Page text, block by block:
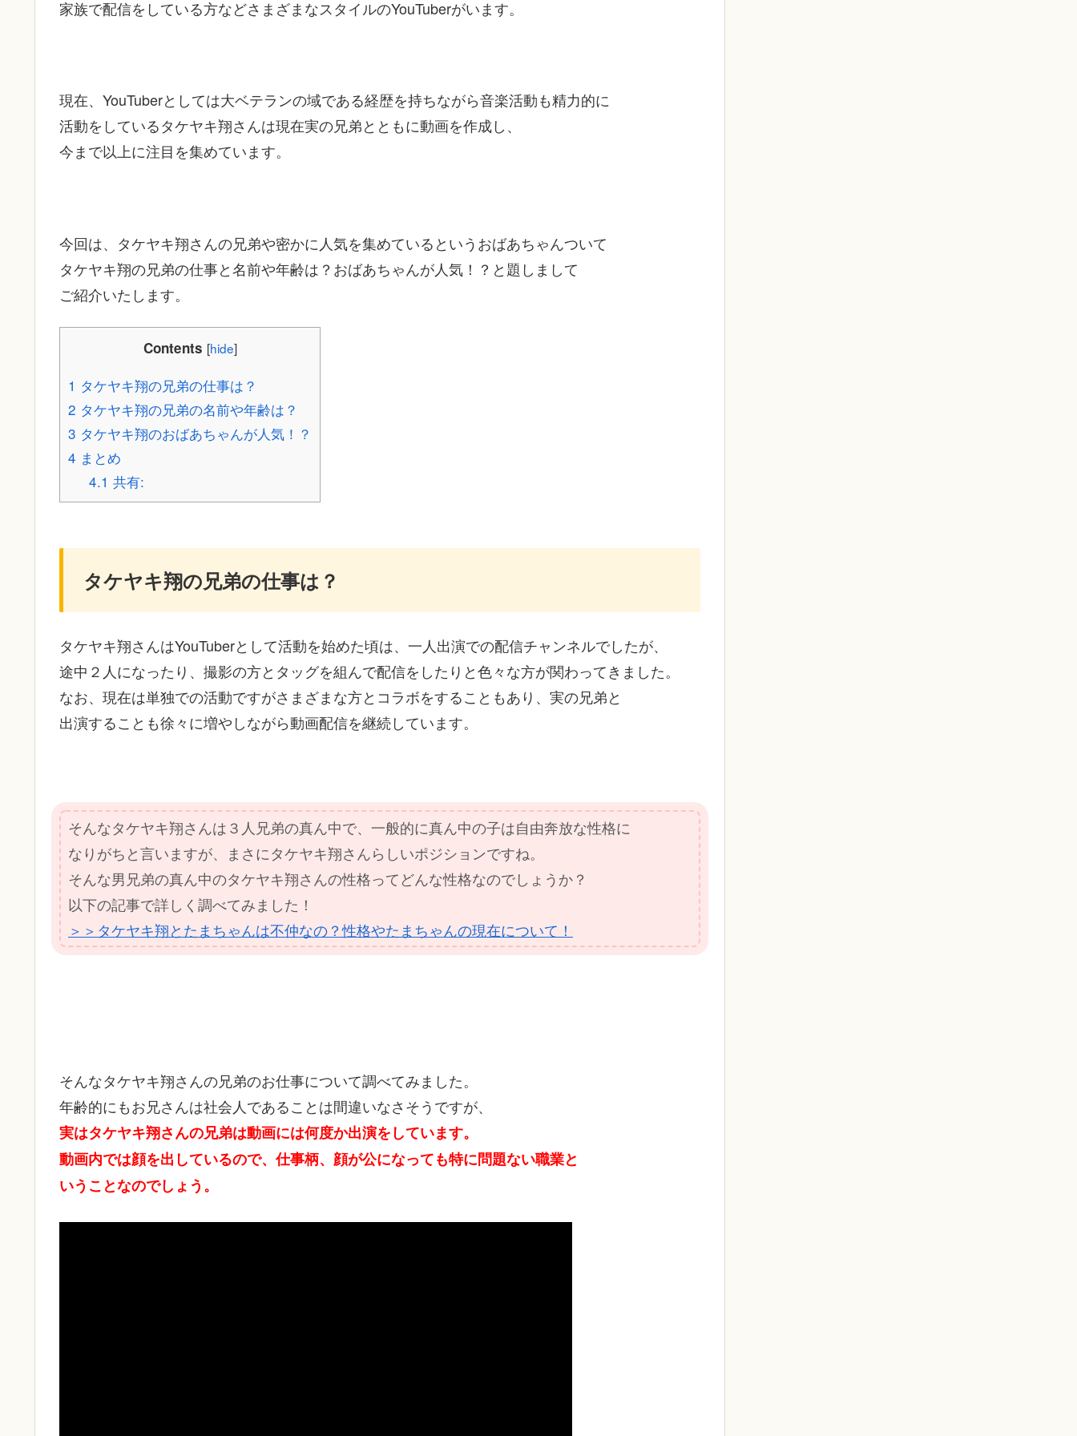
家族で配信をしている方などさまざまなスタイルのYouTuberがいます。
現在、YouTuberとしては大ベテランの域である経歴を持ちながら音楽活動も精力的に
活動をしているタケヤキ翔さんは現在実の兄弟とともに動画を作成し、
今まで以上に注目を集めています。
今回は、タケヤキ翔さんの兄弟や密かに人気を集めているというおばあちゃんついて
タケヤキ翔の兄弟の仕事と名前や年齢は？おばあちゃんが人気！？と題しまして
ご紹介いたします。
Contents [hide]
1 タケヤキ翔の兄弟の仕事は？
2 タケヤキ翔の兄弟の名前や年齢は？
3 タケヤキ翔のおばあちゃんが人気！？
4 まとめ
4.1 共有:
タケヤキ翔の兄弟の仕事は？
タケヤキ翔さんはYouTuberとして活動を始めた頃は、一人出演での配信チャンネルでしたが、
途中２人になったり、撮影の方とタッグを組んで配信をしたりと色々な方が関わってきました。
なお、現在は単独での活動ですがさまざまな方とコラボをすることもあり、実の兄弟と
出演することも徐々に増やしながら動画配信を継続しています。
そんなタケヤキ翔さんは３人兄弟の真ん中で、一般的に真ん中の子は自由奔放な性格に
なりがちと言いますが、まさにタケヤキ翔さんらしいポジションですね。
そんな男兄弟の真ん中のタケヤキ翔さんの性格ってどんな性格なのでしょうか？
以下の記事で詳しく調べてみました！
＞＞タケヤキ翔とたまちゃんは不仲なの？性格やたまちゃんの現在について！
そんなタケヤキ翔さんの兄弟のお仕事について調べてみました。
年齢的にもお兄さんは社会人であることは間違いなさそうですが、
実はタケヤキ翔さんの兄弟は動画には何度か出演をしています。
動画内では顔を出しているので、仕事柄、顔が公になっても特に問題ない職業と
いうことなのでしょう。